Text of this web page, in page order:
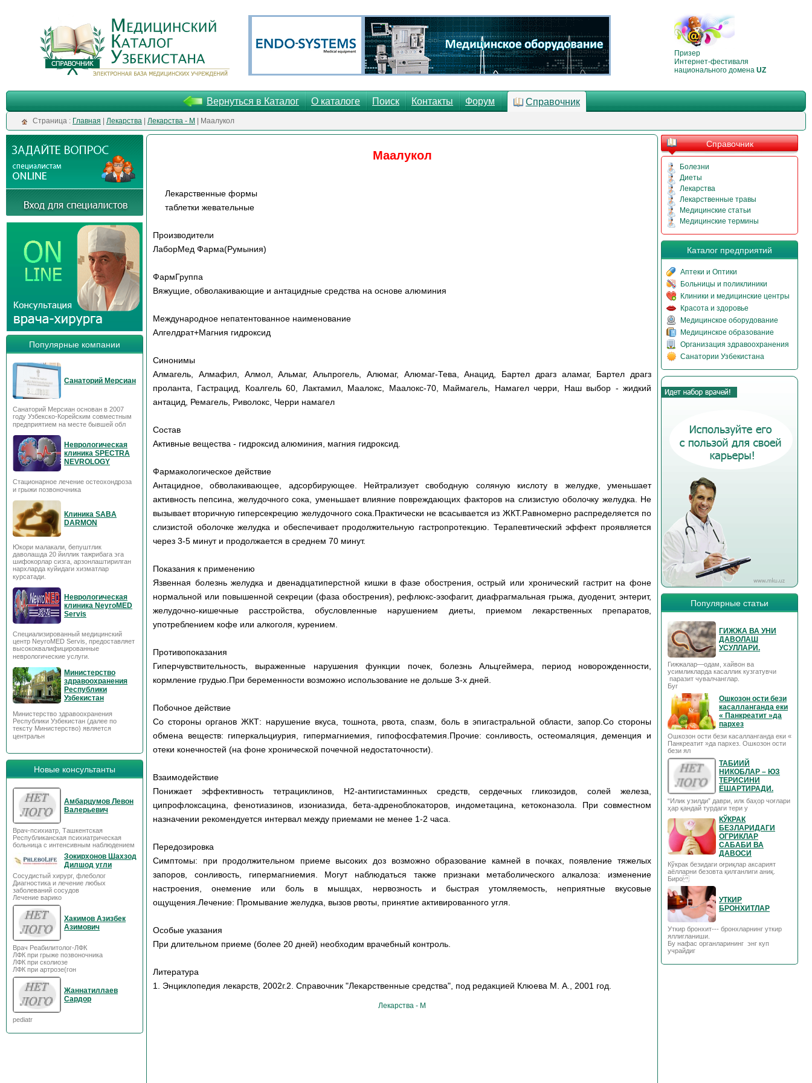
Призер
Интернет-фестиваля
национального домена UZ
Вернуться в Каталог О каталоге Поиск Контакты Форум Справочник
Cтраница : Главная Лекарства Лекарства - М | Маалукол
Популярные компании
Санаторий Мерсиан
Санаторий Мерсиан основан в 2007
году Узбекско-Корейским совместным
предприятием на месте бывшей обл
Неврологическая
клиника SPECTRA
NEVROLOGY
Стационарное лечение остеохондроза
и грыжи позвоночника
Клиника SABA
DARMON
Юкори малакали, бепуштлик
даволашда 20 йиллик тажрибага эга
шифокорлар сизга, арзонлаштирилган
нархларда куйидаги хизматлар
курсатади.
Неврологическая
клиника NeyroMED
Servis
Специализированный медицинский
центр NeyroMED Servis, предоставляет
высококвалифицированные
неврологические услуги.
Министерство
здравоохранения
Республики
Узбекистан
Министерство здравоохранения
Республики Узбекистан (далее по
тексту Министерство) является
центральн
Новые консультанты
Амбарцумов Левон
Валерьевич
Врач-психиатр, Ташкентская
Республиканская психиатрическая
больница с интенсивным наблюдением
Зокирхонов Шахзод
Дилшод угли
Сосудистый хирург, флеболог
Диагностика и лечение любых
заболеваний сосудов
Лечение варико
Хакимов Азизбек
Азимович
Врач Реабилитолог-ЛФК
ЛФК при грыже позвоночника
ЛФК при сколиозе
ЛФК при артрозе(гон
Жаннатиллаев
Сардор
pediatr
Маалукол
Лекарственные формы
таблетки жевательные
Производители
ЛаборМед Фарма(Румыния)
ФармГруппа
Вяжущие, обволакивающие и антацидные средства на основе алюминия
Международное непатентованное наименование
Алгелдрат+Магния гидроксид
Синонимы
Алмагель, Алмафил, Алмол, Альмаг, Альпрогель, Алюмаг, Алюмаг-Тева, Анацид, Бартел драгз аламаг, Бартел драгз
проланта, Гастрацид, Коалгель 60, Лактамил, Маалокс, Маалокс-70, Маймагель, Намагел черри, Наш выбор - жидкий
антацид, Ремагель, Риволокс, Черри намагел
Состав
Активные вещества - гидроксид алюминия, магния гидроксид.
Фармакологическое действие
Антацидное, обволакивающее, адсорбирующее. Нейтрализует свободную соляную кислоту в желудке, уменьшает
активность пепсина, желудочного сока, уменьшает влияние повреждающих факторов на слизистую оболочку желудка. Не
вызывает вторичную гиперсекрецию желудочного сока.Практически не всасывается из ЖКТ.Равномерно распределяется по
слизистой оболочке желудка и обеспечивает продолжительную гастропротекцию. Терапевтический эффект проявляется
через 3-5 минут и продолжается в среднем 70 минут.
Показания к применению
Язвенная болезнь желудка и двенадцатиперстной кишки в фазе обострения, острый или хронический гастрит на фоне
нормальной или повышенной секреции (фаза обострения), рефлюкс-эзофагит, диафрагмальная грыжа, дуоденит, энтерит,
желудочно-кишечные расстройства, обусловленные нарушением диеты, приемом лекарственных препаратов,
употреблением кофе или алкоголя, курением.
Противопоказания
Гиперчувствительность, выраженные нарушения функции почек, болезнь Альцгеймера, период новорожденности,
кормление грудью.При беременности возможно использование не дольше 3-х дней.
Побочное действие
Со стороны органов ЖКТ: нарушение вкуса, тошнота, рвота, спазм, боль в эпигастральной области, запор.Со стороны
обмена веществ: гиперкальциурия, гипермагниемия, гипофосфатемия.Прочие: сонливость, остеомаляция, деменция и
отеки конечностей (на фоне хронической почечной недостаточности).
Взаимодействие
Понижает эффективность тетрациклинов, Н2-антигистаминных средств, сердечных гликозидов, солей железа,
ципрофлоксацина, фенотиазинов, изониазида, бета-адреноблокаторов, индометацина, кетоконазола. При совместном
назначении рекомендуется интервал между приемами не менее 1-2 часа.
Передозировка
Симптомы: при продолжительном приеме высоких доз возможно образование камней в почках, появление тяжелых
запоров, сонливость, гипермагниемия. Могут наблюдаться также признаки метаболического алкалоза: изменение
настроения, онемение или боль в мышцах, нервозность и быстрая утомляемость, неприятные вкусовые
ощущения.Лечение: Промывание желудка, вызов рвоты, принятие активированного угля.
Особые указания
При длительном приеме (более 20 дней) необходим врачебный контроль.
Литература
1. Энциклопедия лекарств, 2002г.2. Справочник "Лекарственные средства", под редакцией Клюева М. А., 2001 год.
Лекарства - М
Справочник
Болезни
Диеты
Лекарства
Лекарственные травы
Медицинские статьи
Медицинские термины
Каталог предприятий
Аптеки и Оптики
Больницы и поликлиники
Клиники и медицинские центры
Красота и здоровье
Медицинское оборудование
Медицинское образование
Организация здравоохранения
Санатории Узбекистана
Популярные статьи
ГИЖЖА ВА УНИ
ДАВОЛАШ
УСУЛЛАРИ.
Гижжалар—одам, хайвон ва
усимликларда касаллик кузгатувчи
паразит чувалчанглар.
Буг
Ошкозон ости бези
касалланганда еки
« Панкреатит »да
пархез
Ошкозон ости бези касалланганда еки «
Панкреатит »да пархез. Ошкозон ости
бези ял
ТАБИИЙ
НИКОБЛАР – ЮЗ
ТЕРИСИНИ
ЁШАРТИРАДИ.
“Илик узилди” даври, илк баҳор чоғлари
ҳар қандай турдаги тери у
КЎКРАК
БЕЗЛАРИДАГИ
ОГРИКЛАР
САБАБИ ВА
ДАВОСИ
Кўкрак безидаги оғриқлар аксарият
аёлларни безовта қилганлиги аниқ.
Биро
УТКИР
БРОНХИТЛАР
Уткир бронхит--- бронхларнинг уткир
яллигланиши.
Бу нафас органларининг энг куп
учрайдиг